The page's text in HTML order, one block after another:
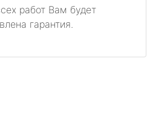
работ Вам будет
гарантия.